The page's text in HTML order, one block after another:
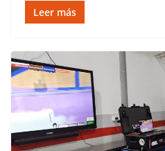
Leer más